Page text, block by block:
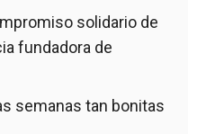
solidario de
fundadora de
semanas tan bonitas